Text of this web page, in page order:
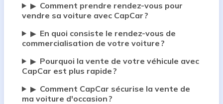
▶ Comment prendre rendez-vous pour
vendre sa voiture avec CapCar ?
▶ En quoi consiste le rendez-vous de
commercialisation de votre voiture ?
▶ Pourquoi la vente de votre véhicule avec
CapCar est plus rapide ?
▶ Comment CapCar sécurise la vente de
ma voiture d'occasion ?